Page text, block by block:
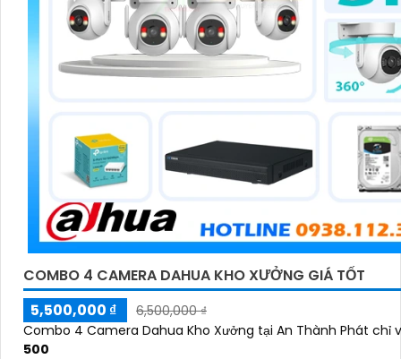
COMBO 4 CAMERA DAHUA KHO XƯỞNG GIÁ TỐT
5,500,000 ₫
6,500,000 ₫
Combo 4 Camera Dahua Kho Xưởng tại An Thành Phát chỉ
500